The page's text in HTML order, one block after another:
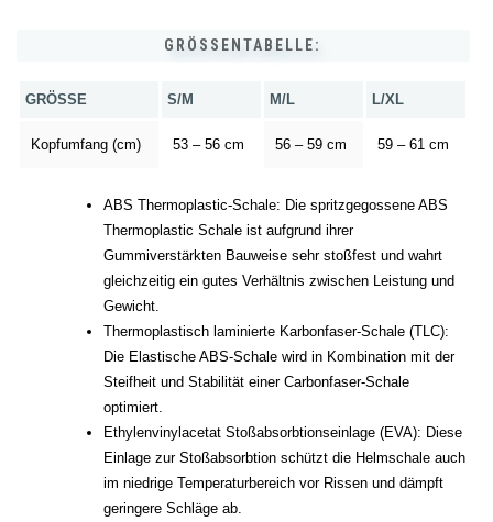
GRÖSSENTABELLE:
GRÖSSE S/M M/L L/XL
Kopfumfang (cm) 53 – 56 cm 56 – 59 cm 59 – 61 cm
ABS Thermoplastic-Schale: Die spritzgegossene ABS
Thermoplastic Schale ist aufgrund ihrer
Gummiverstärkten Bauweise sehr stoßfest und wahrt
gleichzeitig ein gutes Verhältnis zwischen Leistung und
Gewicht.
Thermoplastisch laminierte Karbonfaser-Schale (TLC):
Die Elastische ABS-Schale wird in Kombination mit der
Steifheit und Stabilität einer Carbonfaser-Schale
optimiert.
Ethylenvinylacetat Stoßabsorbtionseinlage (EVA): Diese
Einlage zur Stoßabsorbtion schützt die Helmschale auch
im niedrige Temperaturbereich vor Rissen und dämpft
geringere Schläge ab.